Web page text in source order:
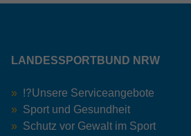
LANDESSPORTBUND NRW
⁉️Unsere Serviceangebote
Sport und Gesundheit
Schutz vor Gewalt im Sport